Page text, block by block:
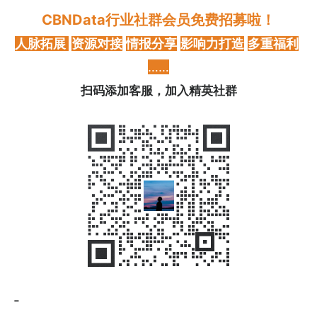
CBNData行业社群会员免费招募啦！
人脉拓展 资源对接 情报分享 影响力打造 多重福利
……
扫码添加客服，加入精英社群
-